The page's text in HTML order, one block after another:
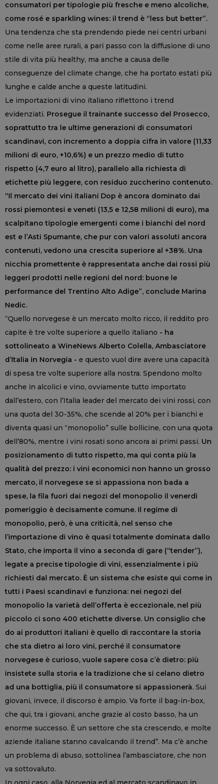
consumatori per tipologie più fresche e meno alcoliche,
come rosé e sparkling wines: il trend è “less but better”.
Una tendenza che sta prendendo piede nei centri urbani
come nelle aree rurali, a pari passo con la diffusione di uno
stile di vita più healthy, ma anche a causa delle
conseguenze del climate change, che ha portato estati più
lunghe e calde anche a queste latitudini.
Le importazioni di vino italiano riflettono i trend
evidenziati. Prosegue il trainante successo del Prosecco,
soprattutto tra le ultime generazioni di consumatori
scandinavi, con incremento a doppia cifra in valore (11,33
milioni di euro, +10,6%) e un prezzo medio di tutto
rispetto (4,7 euro al litro), parallelo alla richiesta di
etichette più leggere, con residuo zuccherino contenuto.
“Il mercato dei vini italiani Dop è ancora dominato dai
rossi piemontesi e veneti (13,5 e 12,58 milioni di euro), ma
scalpitano tipologie emergenti come i bianchi del nord
est e l’Asti Spumante, che pur con valori assoluti ancora
contenuti, vedono una crescita superiore al +38%. Una
nicchia promettente è rappresentata anche dai rossi più
leggeri prodotti nelle regioni del nord: buone le
performance del Trentino Alto Adige”, conclude Marina
Nedic.
“Quello norvegese è un mercato molto ricco, il reddito pro
capite è tre volte superiore a quello italiano - ha
sottolineato a WineNews Alberto Colella, Ambasciatore
d’Italia in Norvegia - e questo vuol dire avere una capacità
di spesa tre volte superiore alla nostra. Spendono molto
anche in alcolici e vino, ovviamente tutto importato
dall’estero, con l’Italia leader del mercato dei vini rossi, con
una quota del 30-35%, che scende al 20% per i bianchi e
diventa quasi un “monopolio” sulle bollicine, con una quota
dell’80%, mentre i vini rosati sono ancora ai primi passi. Un
posizionamento di tutto rispetto, ma qui conta più la
qualità del prezzo: i vini economici non hanno un grosso
mercato, il norvegese se si appassiona non bada a
spese, la fila fuori dai negozi del monopolio il venerdì
pomeriggio è decisamente comune. Il regime di
monopolio, però, è una criticità, nel senso che
l’importazione di vino è quasi totalmente dominata dallo
Stato, che importa il vino a seconda di gare (“tender”),
legate a precise tipologie di vini, essenzialmente i più
richiesti dal mercato. È un sistema che esiste qui come in
tutti i Paesi scandinavi e funziona: nei negozi del
monopolio la varietà dell’offerta è eccezionale, nel più
piccolo ci sono 400 etichette diverse. Un consiglio che
do ai produttori italiani è quello di raccontare la storia
che sta dietro ai loro vini, perché il consumatore
norvegese è curioso, vuole sapere cosa c’è dietro: più
insistete sulla storia e la tradizione che si celano dietro
ad una bottiglia, più il consumatore si appassionerà. Sui
giovani, invece, il discorso è ampio. Va forte il bag-in-box,
che qui, tra i giovani, anche grazie al costo basso, ha un
enorme successo. È un settore che sta crescendo, e molte
aziende italiane stanno cavalcando il trend”. Ma c’è anche
un problema di abuso, sottolinea l’ambasciatore, che non
va sottovaluto.